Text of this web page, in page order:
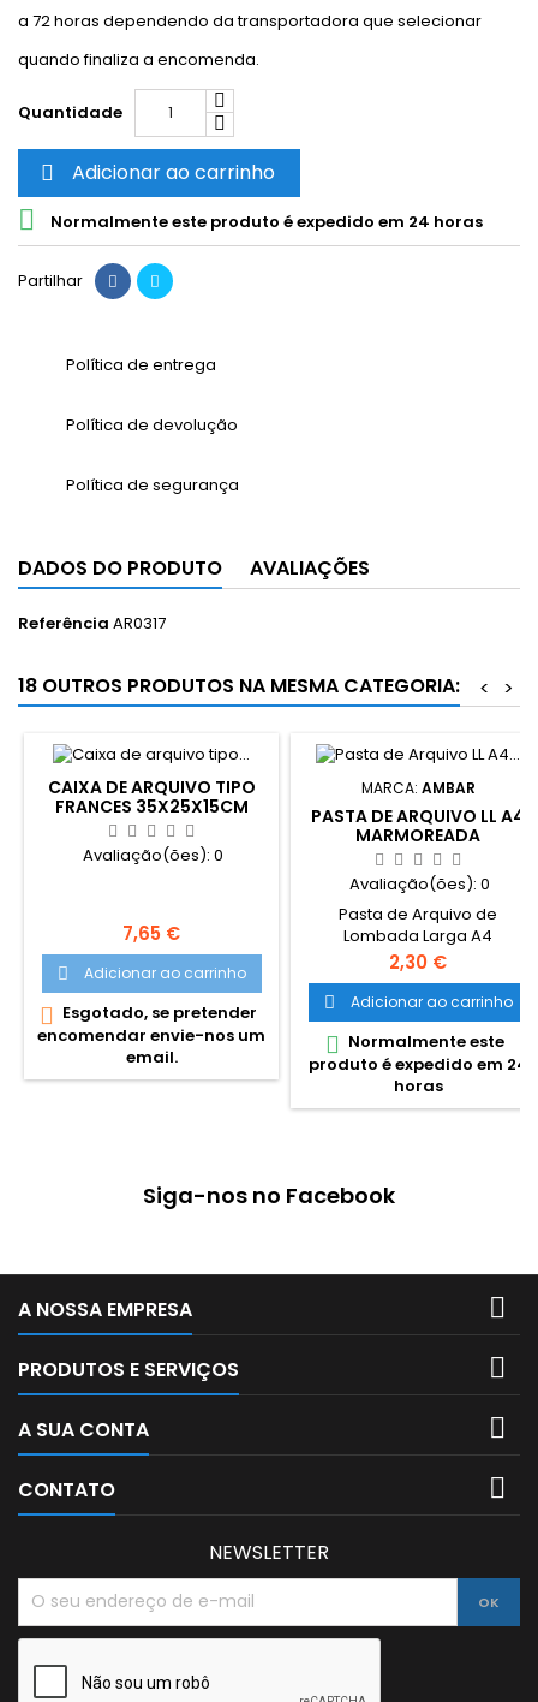
a 72 horas dependendo da transportadora que selecionar
quando finaliza a encomenda.
Quantidade
 Adicionar ao carrinho
 Normalmente este produto é expedido em 24 horas
Partilhar
Política de entrega
Política de devolução
Política de segurança
DADOS DO PRODUTO AVALIAÇÕES
Referência AR0317
18 OUTROS PRODUTOS NA MESMA CATEGORIA: >
<
CAIXA DE ARQUIVO TIPO
FRANCES 35X25X15CM
Avaliação(ões): 0
Preço
7,65 €
 Adicionar ao carrinho
 Esgotado, se pretender
encomendar envie-nos um
email.
MARCA: AMBAR
PASTA DE ARQUIVO LL A4
MARMOREADA
Avaliação(ões): 0
Pasta de Arquivo de
Lombada Larga A4
Marmoreada Ambar
Lombada de 80mm
Preço
2,30 €
 Adicionar ao carrinho
 Normalmente este
produto é expedido em 24
horas
Siga-nos no Facebook
A NOSSA EMPRESA 
PRODUTOS E SERVIÇOS 
A SUA CONTA 
CONTATO 
NEWSLETTER